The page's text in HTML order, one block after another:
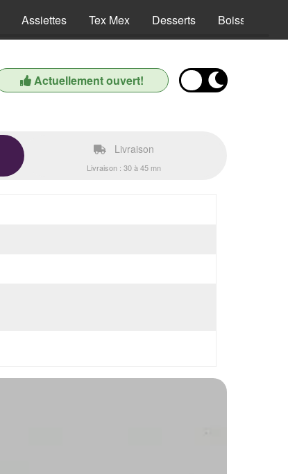
Assiettes Tex Mex Desserts Boissons
Actuellement ouvert!
Livraison
Livraison : 30 à 45 mn